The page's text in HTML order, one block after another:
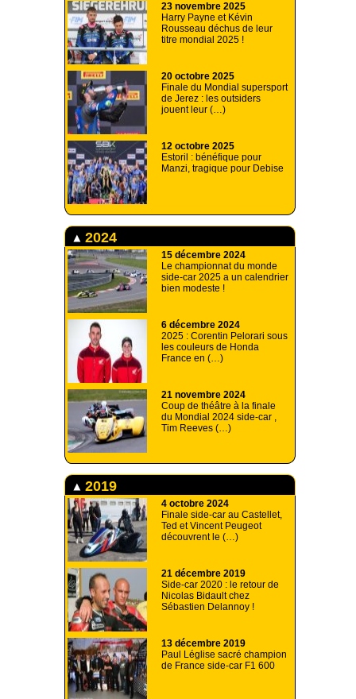
23 novembre 2025
Harry Payne et Kévin
Rousseau déchus de leur
titre mondial 2025 !
20 octobre 2025
Finale du Mondial supersport
de Jerez : les outsiders
jouent leur (…)
12 octobre 2025
Estoril : bénéfique pour
Manzi, tragique pour Debise
2024
15 décembre 2024
Le championnat du monde
side-car 2025 a un calendrier
bien modeste !
6 décembre 2024
2025 : Corentin Pelorari sous
les couleurs de Honda
France en (…)
21 novembre 2024
Coup de théâtre à la finale
du Mondial 2024 side-car ,
Tim Reeves (…)
2019
4 octobre 2024
Finale side-car au Castellet,
Ted et Vincent Peugeot
découvrent le (…)
21 décembre 2019
Side-car 2020 : le retour de
Nicolas Bidault chez
Sébastien Delannoy !
13 décembre 2019
Paul Léglise sacré champion
de France side-car F1 600